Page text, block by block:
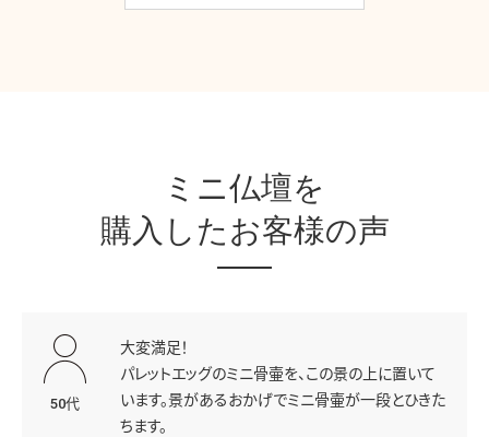
ミニ仏壇を
購入したお客様の声
50代
大変満足！
パレットエッグのミニ骨壷を、この景の上に置いて
います。景があるおかげでミニ骨壷が一段とひきた
ちます。